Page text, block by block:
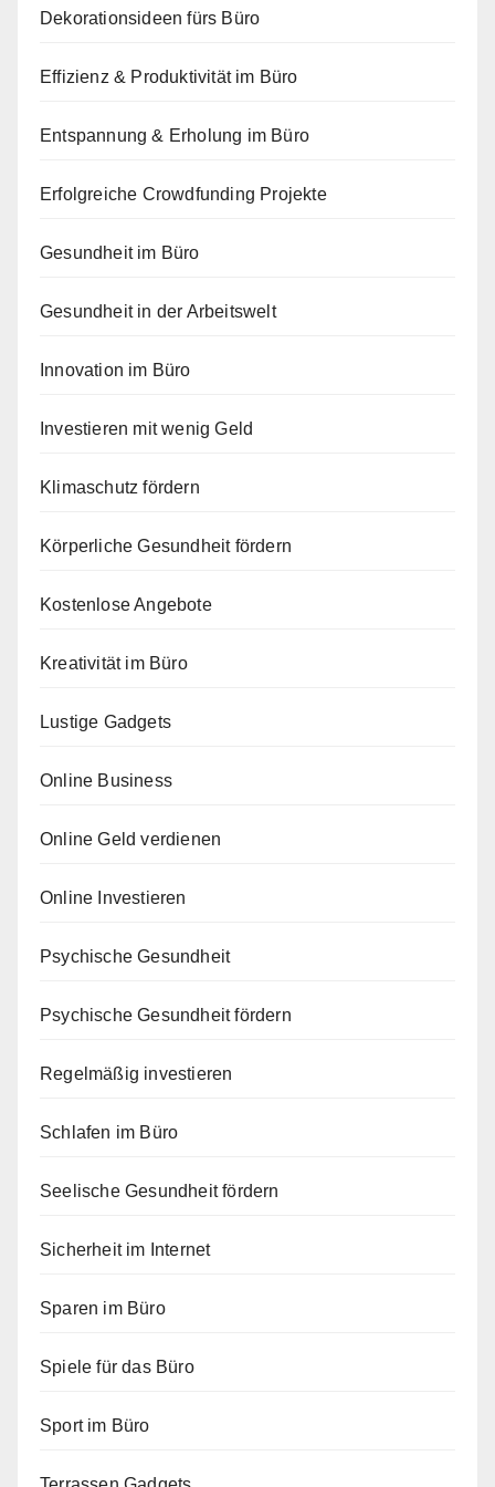
Dekorationsideen fürs Büro
Effizienz & Produktivität im Büro
Entspannung & Erholung im Büro
Erfolgreiche Crowdfunding Projekte
Gesundheit im Büro
Gesundheit in der Arbeitswelt
Innovation im Büro
Investieren mit wenig Geld
Klimaschutz fördern
Körperliche Gesundheit fördern
Kostenlose Angebote
Kreativität im Büro
Lustige Gadgets
Online Business
Online Geld verdienen
Online Investieren
Psychische Gesundheit
Psychische Gesundheit fördern
Regelmäßig investieren
Schlafen im Büro
Seelische Gesundheit fördern
Sicherheit im Internet
Sparen im Büro
Spiele für das Büro
Sport im Büro